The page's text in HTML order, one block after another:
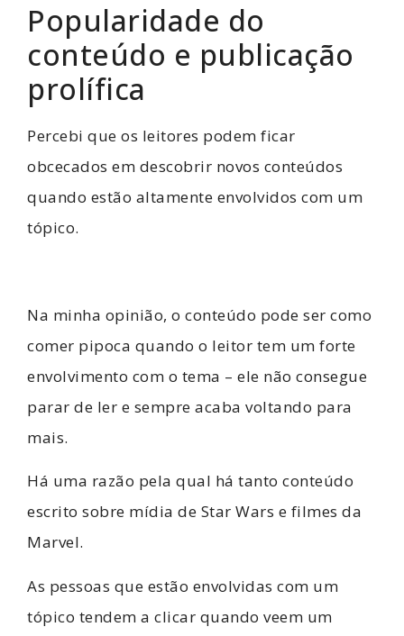
Popularidade do
conteúdo e publicação
prolífica
Percebi que os leitores podem ficar
obcecados em descobrir novos conteúdos
quando estão altamente envolvidos com um
tópico.
Na minha opinião, o conteúdo pode ser como
comer pipoca quando o leitor tem um forte
envolvimento com o tema – ele não consegue
parar de ler e sempre acaba voltando para
mais.
Há uma razão pela qual há tanto conteúdo
escrito sobre mídia de Star Wars e filmes da
Marvel.
As pessoas que estão envolvidas com um
tópico tendem a clicar quando veem um